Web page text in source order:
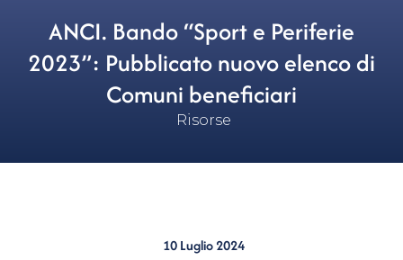
ANCI. Bando “Sport e Periferie
2023”: Pubblicato nuovo elenco di
Comuni beneficiari
Risorse
10 Luglio 2024